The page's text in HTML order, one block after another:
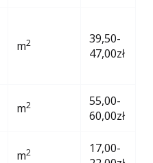
m2
39,50-
47,00zł
m2
55,00-
60,00zł
m2
17,00-